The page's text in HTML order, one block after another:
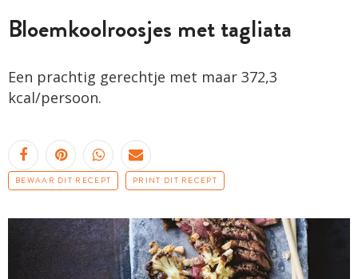
Bloemkoolroosjes met tagliata
Een prachtig gerechtje met maar 372,3
kcal/persoon.
BEWAAR DIT RECEPT PRINT DIT RECEPT